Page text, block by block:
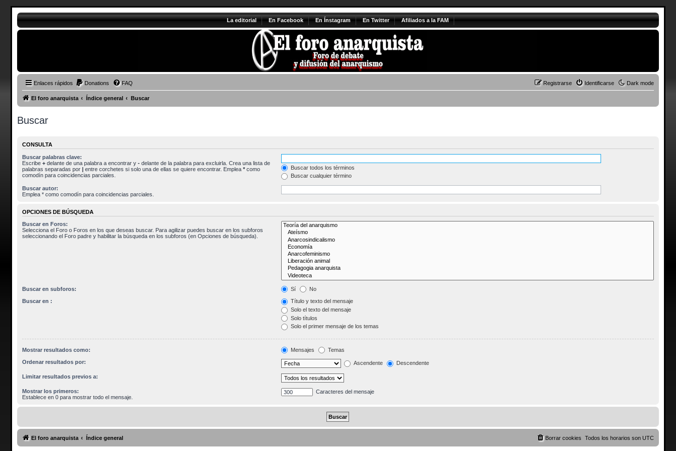
La editorial En Facebook En Ínstagram En Twitter Afiliados a la FAM
Enlaces rápidos Dark mode
Donations FAQ Identificarse
Registrarse
El foro anarquista Índice general Buscar
Buscar
CONSULTA
Buscar palabras clave:
Escribe +delante de una palabra a encontrar y -delante de la palabra para excluirla. Crea una lista de
palabras separadas por |entre corchetes si solo una de ellas se quiere encontrar. Emplea *como
comodín para coincidencias parciales.
Buscar todos los términos
Buscar cualquier término
Buscar autor:
Emplea * como comodín para coincidencias parciales.
OPCIONES DE BÚSQUEDA
Buscar en Foros:
Selecciona el Foro o Foros en los que deseas buscar. Para agilizar puedes buscar en los subforos
seleccionando el Foro padre y habilitar la búsqueda en los subforos (en Opciones de búsqueda).
Buscar en subforos: Sí No
Buscar en :
Título y texto del mensaje
Solo el texto del mensaje
Solo títulos
Solo el primer mensaje de los temas
Mostrar resultados como: Mensajes Temas
Ordenar resultados por: Ascendente Descendente
Limitar resultados previos a:
Mostrar los primeros:
Establece en 0 para mostrar todo el mensaje.
Caracteres del mensaje
El foro anarquista Índice general Todos los horarios sonUTC
Borrar cookies